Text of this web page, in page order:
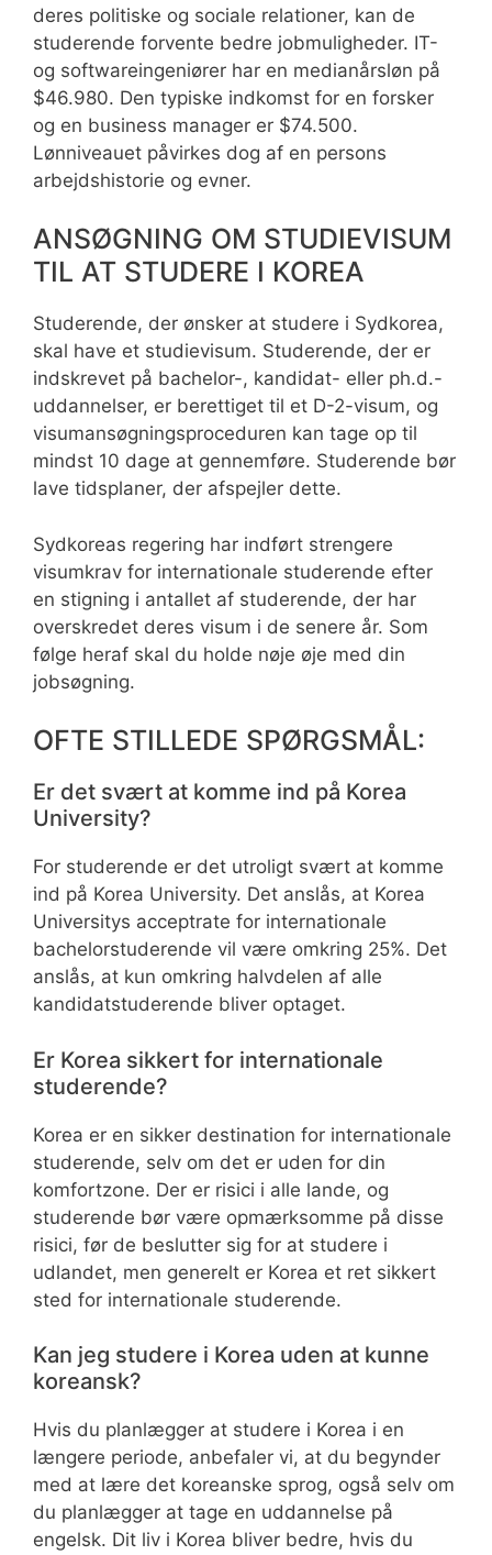
deres politiske og sociale relationer, kan de
studerende forvente bedre jobmuligheder. IT-
og softwareingeniører har en medianårsløn på
$46.980. Den typiske indkomst for en forsker
og en business manager er $74.500.
Lønniveauet påvirkes dog af en persons
arbejdshistorie og evner.
ANSØGNING OM STUDIEVISUM
TIL AT STUDERE I KOREA
Studerende, der ønsker at studere i Sydkorea,
skal have et studievisum. Studerende, der er
indskrevet på bachelor-, kandidat- eller ph.d.-
uddannelser, er berettiget til et D-2-visum, og
visumansøgningsproceduren kan tage op til
mindst 10 dage at gennemføre. Studerende bør
lave tidsplaner, der afspejler dette.
Sydkoreas regering har indført strengere
visumkrav for internationale studerende efter
en stigning i antallet af studerende, der har
overskredet deres visum i de senere år. Som
følge heraf skal du holde nøje øje med din
jobsøgning.
OFTE STILLEDE SPØRGSMÅL:
Er det svært at komme ind på Korea
University?
For studerende er det utroligt svært at komme
ind på Korea University. Det anslås, at Korea
Universitys acceptrate for internationale
bachelorstuderende vil være omkring 25%. Det
anslås, at kun omkring halvdelen af alle
kandidatstuderende bliver optaget.
Er Korea sikkert for internationale
studerende?
Korea er en sikker destination for internationale
studerende, selv om det er uden for din
komfortzone. Der er risici i alle lande, og
studerende bør være opmærksomme på disse
risici, før de beslutter sig for at studere i
udlandet, men generelt er Korea et ret sikkert
sted for internationale studerende.
Kan jeg studere i Korea uden at kunne
koreansk?
Hvis du planlægger at studere i Korea i en
længere periode, anbefaler vi, at du begynder
med at lære det koreanske sprog, også selv om
du planlægger at tage en uddannelse på
engelsk. Dit liv i Korea bliver bedre, hvis du